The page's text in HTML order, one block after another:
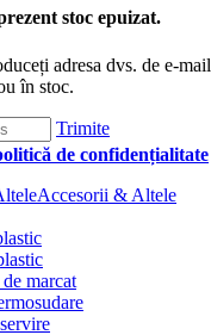
stoc epuizat.
adresa dvs. de e-
în stoc.
Trimite
de confidențialitate
Accesorii & Altele
marcat